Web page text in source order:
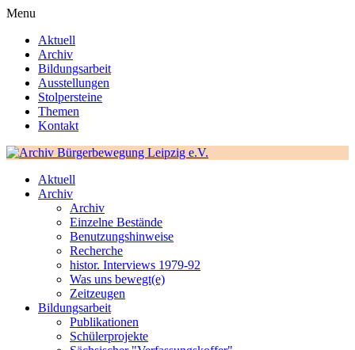
Menu
Aktuell
Archiv
Bildungsarbeit
Ausstellungen
Stolpersteine
Themen
Kontakt
Aktuell
Archiv
Archiv
Einzelne Bestände
Benutzungshinweise
Recherche
histor. Interviews 1979-92
Was uns bewegt(e)
Zeitzeugen
Bildungsarbeit
Publikationen
Schülerprojekte